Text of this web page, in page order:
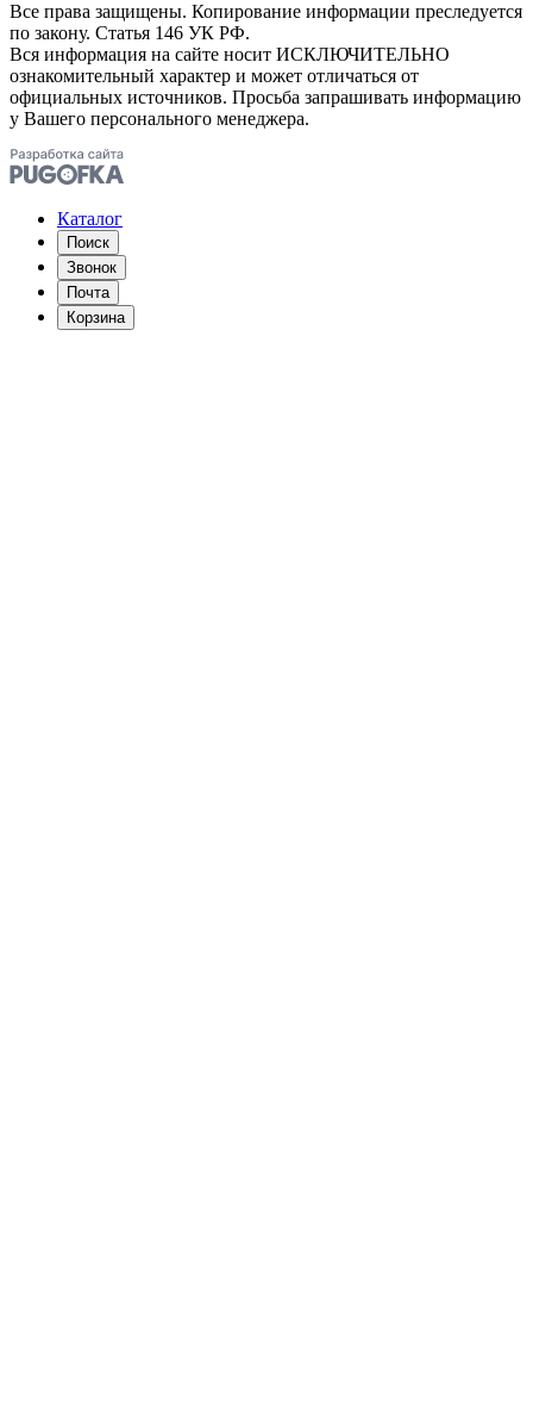
Все права защищены. Копирование информации преследуется
по закону. Статья 146 УК РФ.
Вся информация на сайте носит ИСКЛЮЧИТЕЛЬНО
ознакомительный характер и может отличаться от
официальных источников. Просьба запрашивать информацию
у Вашего персонального менеджера.
Каталог
Поиск
Звонок
Почта
Корзина